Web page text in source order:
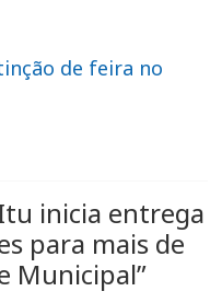
de feira no
inicia entrega
para mais de
Municipal”